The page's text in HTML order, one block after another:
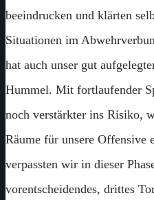
beeindrucken und klärten
Situationen im
hat auch unser gut
Hummel. Mit fortlaufender
noch verstärkter ins Risiko,
Räume für unsere Offensive
verpassten wir in dieser
vorentscheidendes, drittes